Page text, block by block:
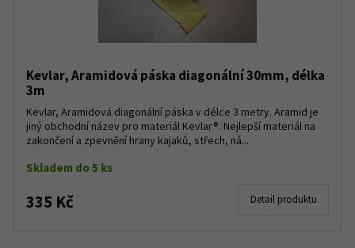
Kevlar, Aramidová páska diagonální 30mm, délka
3m
Kevlar, Aramidová diagonální páska v délce 3 metry. Aramid je
jiný obchodní název pro materiál Kevlar®. Nejlepší materiál na
zakončení a zpevnění hrany kajaků, střech, ná...
Skladem do 5 ks
335 Kč Detail produktu